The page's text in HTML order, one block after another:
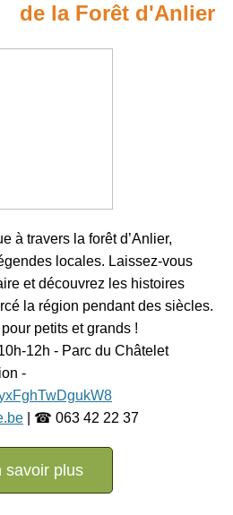
de la Forêt d'Anlier
à travers la forêt d’Anlier,
locales. Laissez-vous
et découvrez les histoires
la région pendant des siècles.
petits et grands !
12h - Parc du Châtelet
-
| ☎ 063 42 22 37
savoir plus